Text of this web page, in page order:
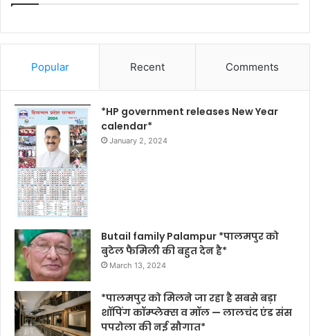
Popular Recent Comments
*HP government releases New Year
calendar*
January 2, 2024
Butail family Palampur *पालमपुर को
बुटेल फैमिली की बहुत देन है*
March 13, 2024
*पालमपुर को मिलने जा रहा है सबसे बड़ा
शॉपिंग कॉम्प्लेक्स व मॉल — लालचंद एंड संस
पपरोला की नई सौगात*